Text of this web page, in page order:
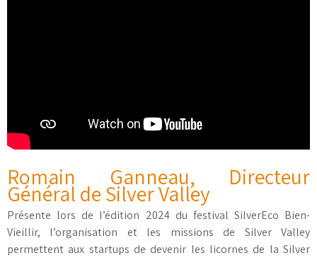
Romain Ganneau, Directeur
Général de Silver Valley
Présente lors de l’édition 2024 du festival SilverEco Bien-
Vieillir, l’organisation et les missions de Silver Valley
permettent aux startups de devenir les licornes de la Silver